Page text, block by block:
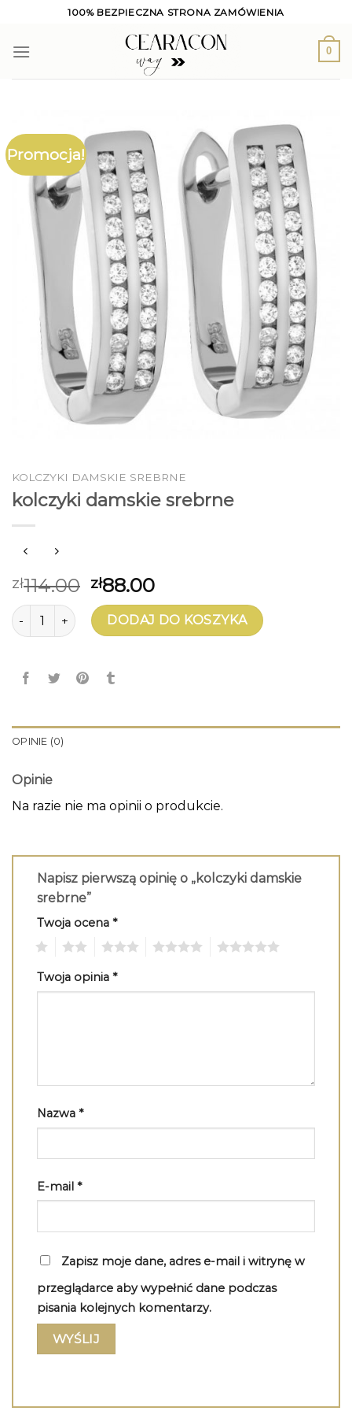
content
100% BEZPIECZNA STRONA ZAMÓWIENIA
0
Promocja!
KOLCZYKI DAMSKIE SREBRNE
kolczyki damskie srebrne
zł114.00 zł88.00
ilość kolczyki damskie srebrne
DODAJ DO KOSZYKA
OPINIE (0)
Opinie
Na razie nie ma opinii o produkcie.
Napisz pierwszą opinię o „kolczyki damskie
srebrne”
Twoja ocena *
Twoja opinia *
Nazwa *
E-mail *
Zapisz moje dane, adres e-mail i witrynę w
przeglądarce aby wypełnić dane podczas
pisania kolejnych komentarzy.